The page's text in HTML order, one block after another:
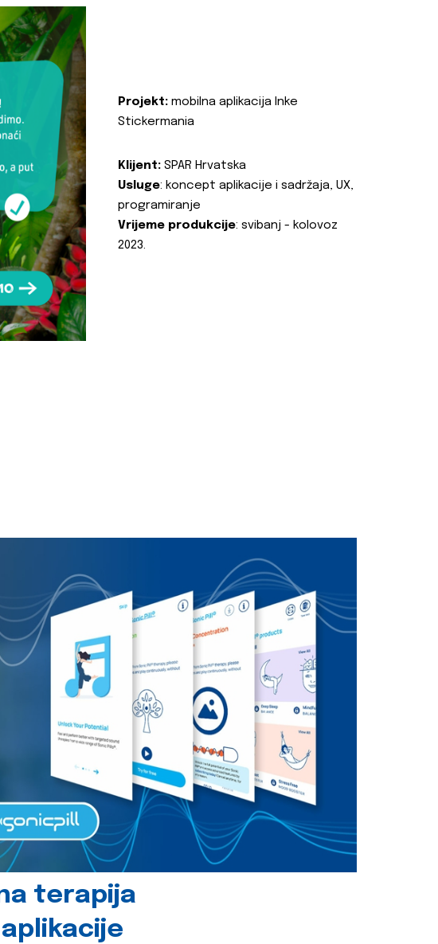
Projekt: mobilna aplikacija Inke
Stickermania
Klijent: SPAR Hrvatska
Usluge: koncept aplikacije i sadržaja, UX,
programiranje
Vrijeme produkcije: svibanj - kolovoz
2023.
terapija